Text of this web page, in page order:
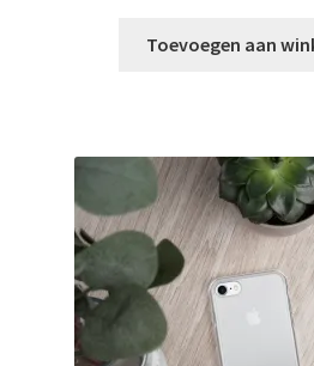
Toevoegen aan